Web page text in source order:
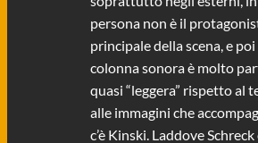
persona non è il
principale della scena, e poi
colonna sonora è molto
quasi “leggera” rispetto al
alle immagini che
c’è Kinski. Laddove Schreck